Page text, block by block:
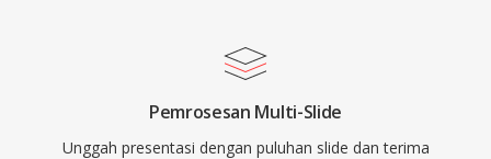
Pemrosesan Multi-Slide
Unggah presentasi dengan puluhan slide dan terima